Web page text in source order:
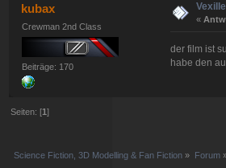
kubax
Crewman 2nd Class
Beiträge: 170
«
der film ist
habe den
Seiten: [1]
Science Fiction, 3D Modelling & Fan Fiction » Forum